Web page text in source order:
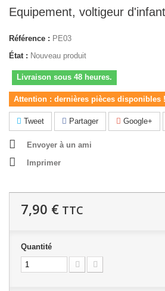
Equipement, voltigeur
Référence : PE03
État : Nouveau produit
Livraison sous 48 heures.
Attention : dernières pièces disponibles !
Tweet Partager Google+
Envoyer à un ami
Imprimer
7,90 € TTC
Quantité